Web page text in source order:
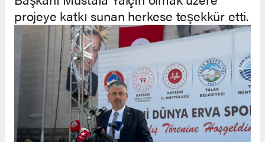
projeye katkı sunan herkese teşekkür etti.